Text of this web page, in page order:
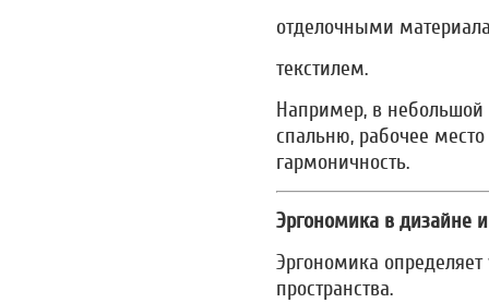
отделочными
текстилем.
Например, в небольшой
спальню, рабочее
гармоничность.
Эргономика в дизайне
Эргономика
пространства.